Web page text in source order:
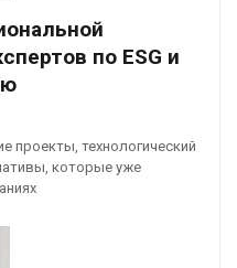
по ESG и
проекты, технологический
которые уже